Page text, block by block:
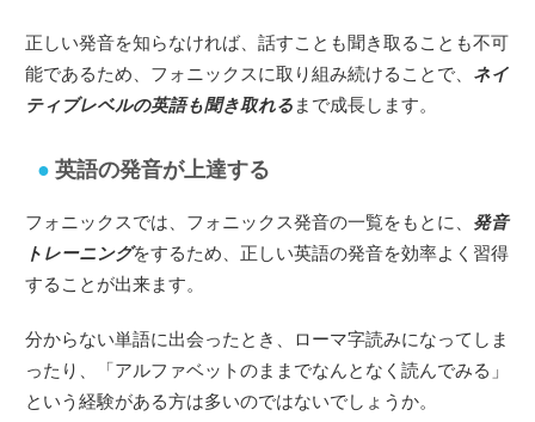
正しい発音を知らなければ、話すことも聞き取ることも不可
能であるため、フォニックスに取り組み続けることで、 ネイ
ティブレベルの英語も聞き取れる まで成長します。
英語の発音が上達する
フォニックスでは、フォニックス発音の一覧をもとに、 発音
トレーニングをするため、正しい英語の発音を効率よく習得
することが出来ます。
分からない単語に出会ったとき、ローマ字読みになってしま
ったり、「アルファベットのままでなんとなく読んでみる」
という経験がある方は多いのではないでしょうか。